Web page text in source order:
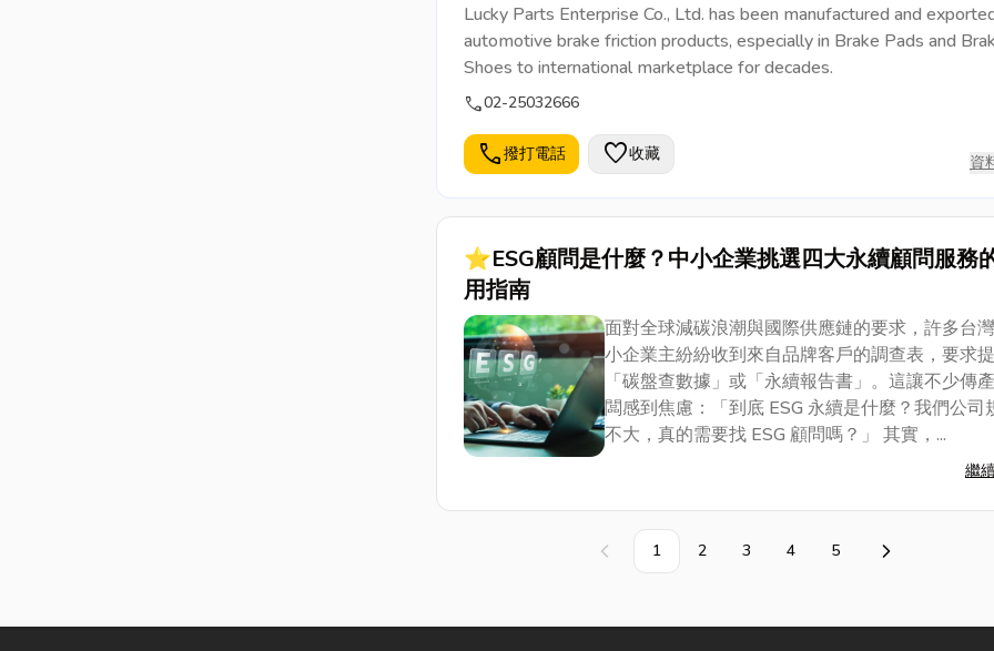
Lucky Parts Enterprise Co., Ltd. has been manufactured and
automotive brake friction products, especially in Brake Pads and
Shoes to international marketplace for decades.
call02-25032666
call撥打電話 favorite收藏 資
⭐ESG顧問是什麼？中小企業挑選四大永續顧問服務
用指南
面對全球減碳浪潮與國際供應鏈的要求，許多台
小企業主紛紛收到來自品牌客戶的調查表，要求
「碳盤查數據」或「永續報告書」。這讓不少傳
闆感到焦慮：「到底 ESG 永續是什麼？我們公司
不大，真的需要找 ESG 顧問嗎？」 其實，...
繼
上一頁 1 2 3 4 5 下一頁